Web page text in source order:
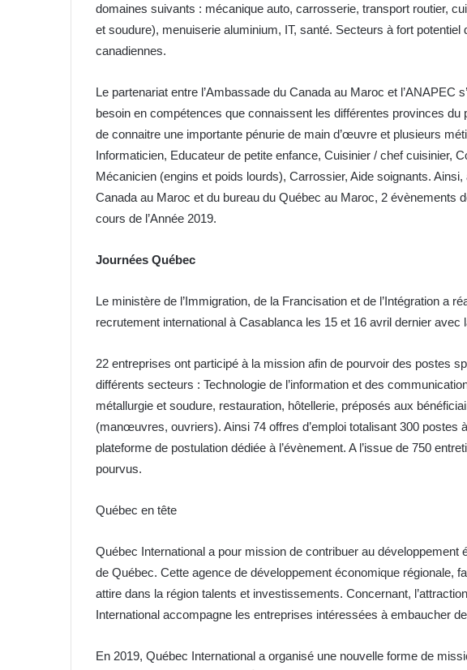
domaines suivants : mécanique auto, carrosserie, transport routier,
et soudure), menuiserie aluminium, IT, santé. Secteurs à fort
canadiennes.
Le partenariat entre l’Ambassade du Canada au Maroc et l’ANAPEC
besoin en compétences que connaissent les différentes provinces
de connaitre une importante pénurie de main d’œuvre et plusieurs
Informaticien, Educateur de petite enfance, Cuisinier / chef cuisinier,
Mécanicien (engins et poids lourds), Carrossier, Aide soignants.
Canada au Maroc et du bureau du Québec au Maroc, 2 évènements
cours de l’Année 2019.
Journées Québec
Le ministère de l’Immigration, de la Francisation et de l’Intégration a
recrutement international à Casablanca les 15 et 16 avril dernier avec
22 entreprises ont participé à la mission afin de pourvoir des postes
différents secteurs : Technologie de l’information et des
métallurgie et soudure, restauration, hôtellerie, préposés aux
(manœuvres, ouvriers). Ainsi 74 offres d’emploi totalisant 300 postes
plateforme de postulation dédiée à l’évènement. A l’issue de 750
pourvus.
Québec en tête
Québec International a pour mission de contribuer au développement
de Québec. Cette agence de développement économique régionale,
attire dans la région talents et investissements. Concernant,
International accompagne les entreprises intéressées à embaucher
En 2019, Québec International a organisé une nouvelle forme de